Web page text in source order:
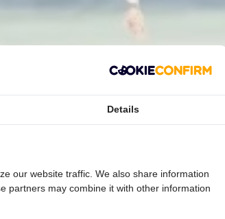
Details
our website traffic. We also share information
partners may combine it with other information